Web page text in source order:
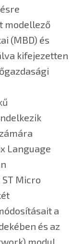
modellező
(MBD) és
kifejezetten
Language
Micro
a
és az